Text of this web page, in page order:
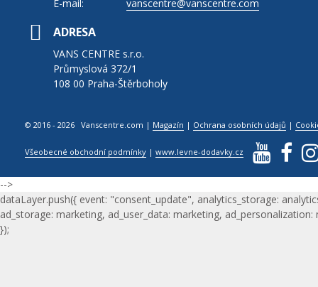
E-mail:
vanscentre@vanscentre.com
ADRESA
VANS CENTRE s.r.o.
Průmyslová 372/1
108 00 Praha-Štěrboholy
© 2016 - 2026 Vanscentre.com | Magazín | Ochrana osobních údajů |
Všeobecné obchodní podmínky |www.levne-dodavky.cz
-->
dataLayer.push({ event: "consent_update", analytics_storage:
ad_storage: marketing, ad_user_data: marketing, ad_personalization:
});